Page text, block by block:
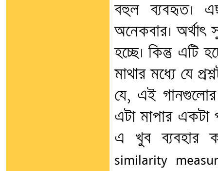
বহুল ব্যবহৃত।
অনেকবার। অর্থাৎ
হচ্ছে। কিন্তু এটি
মাথার মধ্যে যে
যে, এই গানগুলোর
এটা মাপার একটা
এ খুব ব্যবহার
similarity